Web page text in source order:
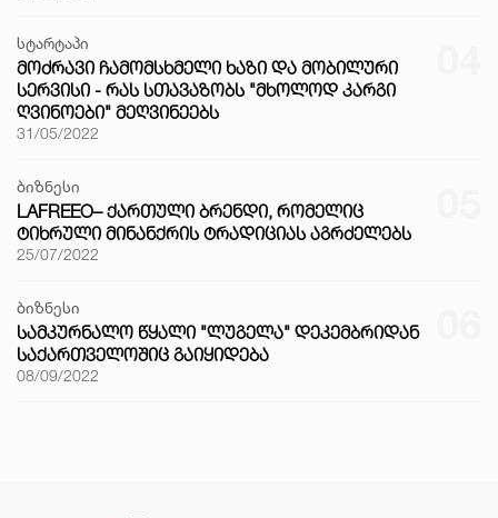
სტარტაპი
ᲛᲝᲫᲠᲐᲕᲘ ᲩᲐᲛᲝᲛᲡᲮᲛᲔᲚᲘ ᲮᲐᲖᲘ ᲓᲐ ᲛᲝᲑᲘᲚᲣᲠᲘ
ᲡᲔᲠᲕᲘᲡᲘ - ᲠᲐᲡ ᲡᲗᲐᲕᲐᲖᲝᲑᲡ "ᲛᲮᲝᲚᲝᲓ ᲙᲐᲠᲒᲘ
ᲦᲕᲘᲜᲝᲔᲑᲘ" ᲛᲔᲦᲕᲘᲜᲔᲔᲑᲡ
31/05/2022
ბიზნესი
LAFREEO– ᲥᲐᲠᲗᲣᲚᲘ ᲑᲠᲔᲜᲓᲘ, ᲠᲝᲛᲔᲚᲘᲪ
ᲢᲘᲮᲠᲣᲚᲘ ᲛᲘᲜᲐᲜᲥᲠᲘᲡ ᲢᲠᲐᲓᲘᲪᲘᲐᲡ ᲐᲒᲠᲫᲔᲚᲔᲑᲡ
25/07/2022
ბიზნესი
ᲡᲐᲛᲙᲣᲠᲜᲐᲚᲝ ᲬᲧᲐᲚᲘ "ᲚᲣᲒᲔᲚᲐ" ᲓᲔᲙᲔᲛᲑᲠᲘᲓᲐᲜ
ᲡᲐᲥᲐᲠᲗᲕᲔᲚᲝᲨᲘᲪ ᲒᲐᲘᲧᲘᲓᲔᲑᲐ
08/09/2022